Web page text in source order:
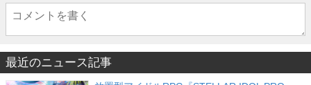
最近のニュース記事